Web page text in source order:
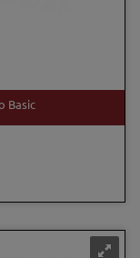
Basic